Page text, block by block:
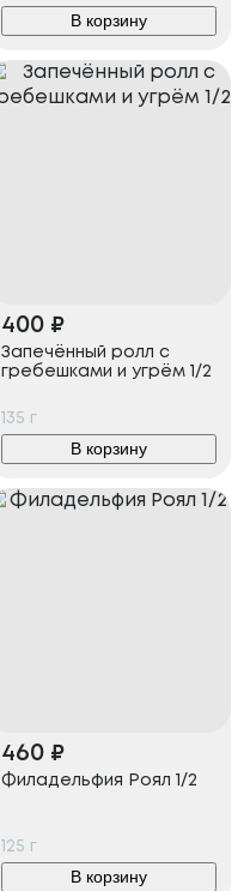
В корзину
400 ₽
Запечённый ролл с
гребешками и угрём 1/2
135 г
В корзину
460 ₽
Филадельфия Роял 1/2
125 г
В корзину